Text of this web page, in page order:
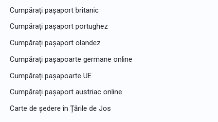
Cumpărați pașaport britanic
Cumpărați pașaport portughez
Cumpărați pașaport olandez
Cumpărați pașapoarte germane online
Cumpărați pașapoarte UE
Cumpărați pașaport austriac online
Carte de ședere în Țările de Jos